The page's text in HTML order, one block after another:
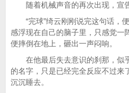
随着机械声音的再次出现，宣告
“完球”绮云刚刚说完这句话，
感浮现在自己的脑子里，只感觉一
便摔倒在地上，砸出一声闷响。
在他最后失去意识的刹那，似
的名字，只是已经完全反应不过来
沉沉睡去。